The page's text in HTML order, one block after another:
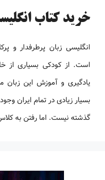
خرید کتاب انگلیسی [تا
انگلیسی زبان پرطرفدار و
است. از کودکی بسیاری از
یادگیری و آموزش این زبان
بسیار زیادی در تمام ایران
گذشته نیست. اما رفتن به